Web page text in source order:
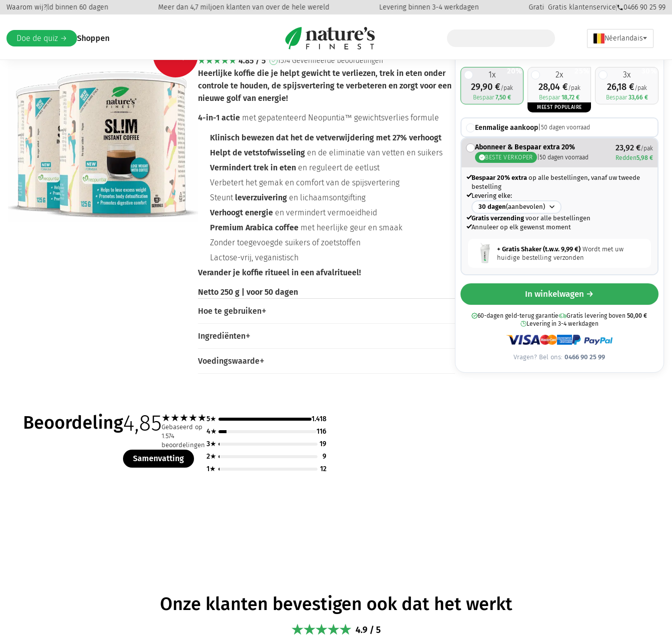
Waarom wij?
Terugbetaald binnen 60 dagen Meer dan 4,7 miljoen klanten van over de hele wereld Levering binnen 3-4 werkdagen Gratis levering vanaf €50,00 aankoop
Gratis klantenservice 0466 90 25 99
Doe de quiz → Shoppen Néerlandais
Home/Gezondheid/Energie/ Sl!m Coffee pakket
Sl!m Coffee pakket
4.85 / 5 1574 Geverifieerde beoordelingen
Heerlijke koffie die je helpt gewicht te verliezen, trek in eten onder
controle te houden, de spijsvertering te verbeteren en zorgt voor een
nieuwe golf van energie!
4-in-1 actie met gepatenteerd Neopuntia™ gewichtsverlies formule
Klinisch bewezen dat het de vetverwijdering met 27% verhoogt
Helpt de vetstofwisseling en de eliminatie van vetten en suikers
Vermindert trek in eten en reguleert de eetlust
Verbetert het gemak en comfort van de spijsvertering
Steunt leverzuivering en lichaamsontgifting
Verhoogt energie en vermindert vermoeidheid
Premium Arabica coffee met heerlijke geur en smaak
Zonder toegevoegde suikers of zoetstoffen
Lactose-vrij, veganistisch
Verander je koffie ritueel in een afvalritueel!
Netto 250 g | voor 50 dagen
Hoe te gebruiken
Ingrediënten
Voedingswaarde
20%
1x
29,90€/pak
Bespaar7,50€
2x
28,04 €/pak
Bespaar18,72€
MEEST POPULAIRE
30%
3x
26,18 €/pak
Bespaar33,66 €
Eenmalige aankoop |50 dagen voorraad
Abonneer & Bespaar extra 20%
BESTE VERKOPER | 50 dagen voorraad
23,92 €/pak
Redden5,98 €
Bespaar 20% extra op alle bestellingen, vanaf uw tweede
bestelling
Levering elke:
30 dagen(aanbevolen)
Gratis verzending voor alle bestellingen
Annuleer op elk gewenst moment
+ Gratis Shaker (t.w.v.9,99€) Wordt met uw
huidige bestelling verzonden
In winkelwagen →
60-dagen geld-terug garantie Gratis levering boven50,00€
Levering in 3-4 werkdagen
Vragen? Bel ons:0466 90 25 99
Beoordeling4,85★★★★★
Gebaseerd op
1.574
beoordelingen
Samenvatting
5★
1.418
4★
116
3★
19
2★
9
1★
12
Onze klanten bevestigen ook dat het werkt
4.9 / 5